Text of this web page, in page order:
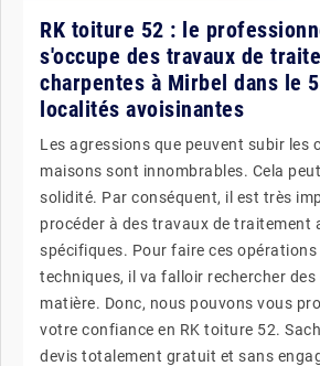
RK toiture 52 : le
s'occupe des travaux de
charpentes à Mirbel dans le
localités avoisinantes
Les agressions que peuvent subir les
maisons sont innombrables. Cela
solidité. Par conséquent, il est très
procéder à des travaux de traitement
spécifiques. Pour faire ces
techniques, il va falloir rechercher des
matière. Donc, nous pouvons vous
votre confiance en RK toiture 52.
devis totalement gratuit et sans